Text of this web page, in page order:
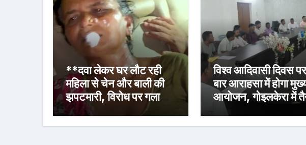
**दवा लेकर घर लौट रही
महिला से चेन और बाली की
झपटमारी, विरोध पर गला
दबाने का प्रयास**
विश्व आदिवासी दिवस
बार आराहसा में होगा
आयोजन, गोइलकेरा में
बैठक संपन्न